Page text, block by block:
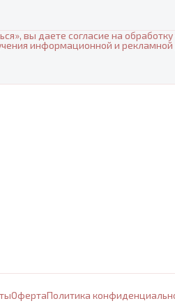
вы даете согласие на
информационной и рекламной
ОфертаПолитика